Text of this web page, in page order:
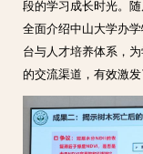
段的学习成长时光。
全面介绍中山大学办
台与人才培养体系，
的交流渠道，有效激